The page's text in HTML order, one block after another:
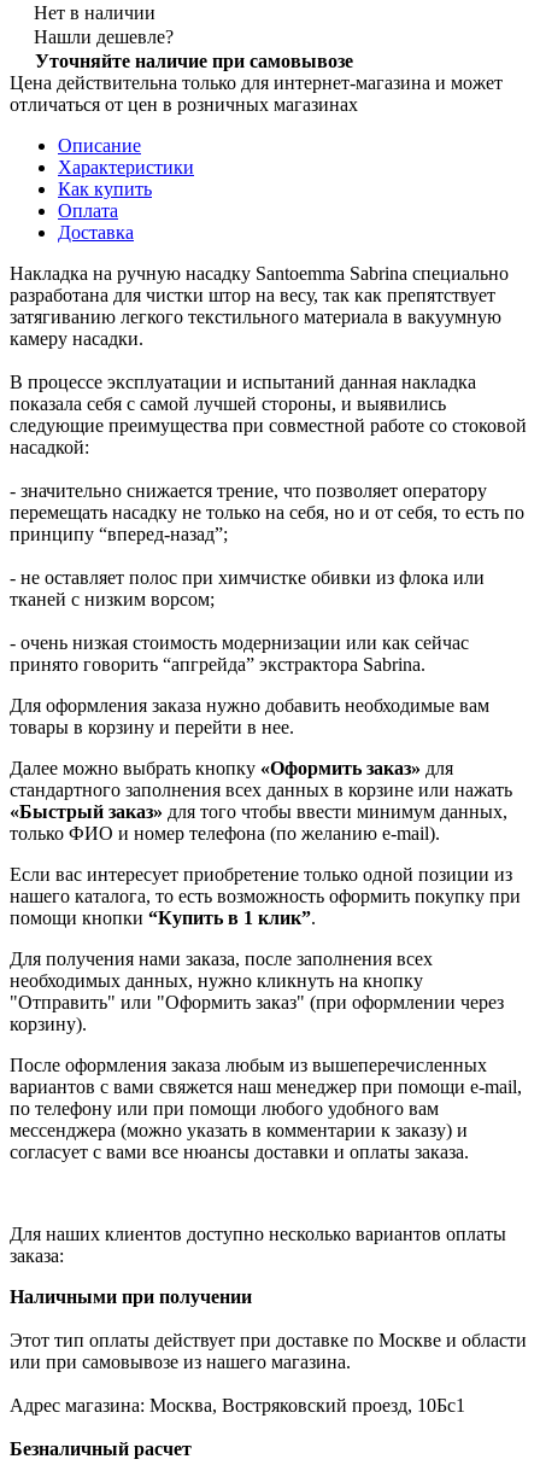
Нет в наличии
Нашли дешевле?
Уточняйте наличие при самовывозе
Цена действительна только для интернет-магазина и может
отличаться от цен в розничных магазинах
Описание
Характеристики
Как купить
Оплата
Доставка
Накладка на ручную насадку Santoemma Sabrina специально
разработана для чистки штор на весу, так как препятствует
затягиванию легкого текстильного материала в вакуумную
камеру насадки.
В процессе эксплуатации и испытаний данная накладка
показала себя с самой лучшей стороны, и выявились
следующие преимущества при совместной работе со стоковой
насадкой:
- значительно снижается трение, что позволяет оператору
перемещать насадку не только на себя, но и от себя, то есть по
принципу “вперед-назад”;
- не оставляет полос при химчистке обивки из флока или
тканей с низким ворсом;
- очень низкая стоимость модернизации или как сейчас
принято говорить “апгрейда” экстрактора Sabrina.
Для оформления заказа нужно добавить необходимые вам
товары в корзину и перейти в нее.
Далее можно выбрать кнопку «Оформить заказ» для
стандартного заполнения всех данных в корзине или нажать
«Быстрый заказ» для того чтобы ввести минимум данных,
только ФИО и номер телефона (по желанию e-mail).
Если вас интересует приобретение только одной позиции из
нашего каталога, то есть возможность оформить покупку при
помощи кнопки “Купить в 1 клик”.
Для получения нами заказа, после заполнения всех
необходимых данных, нужно кликнуть на кнопку
"Отправить" или "Оформить заказ" (при оформлении через
корзину).
После оформления заказа любым из вышеперечисленных
вариантов с вами свяжется наш менеджер при помощи e-mail,
по телефону или при помощи любого удобного вам
мессенджера (можно указать в комментарии к заказу) и
согласует с вами все нюансы доставки и оплаты заказа.
Для наших клиентов доступно несколько вариантов оплаты
заказа:
Наличными при получении
Этот тип оплаты действует при доставке по Москве и области
или при самовывозе из нашего магазина.
Адрес магазина: Москва, Востряковский проезд, 10Бс1
Безналичный расчет